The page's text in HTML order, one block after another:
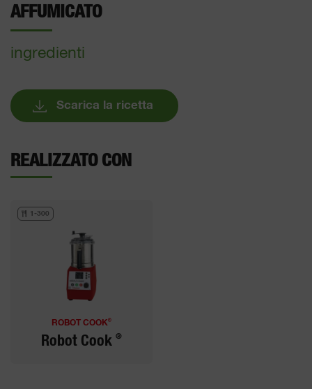
AFFUMICATO
ingredienti
Scarica la ricetta
REALIZZATO CON
1-300
ROBOT COOK ®
Robot Cook ®